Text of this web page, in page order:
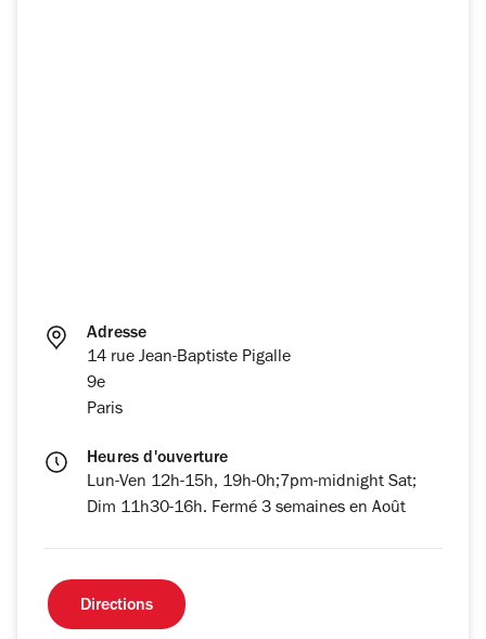
Adresse
14 rue Jean-Baptiste Pigalle
9e
Paris
Heures d'ouverture
Lun-Ven 12h-15h, 19h-0h;7pm-midnight Sat;
Dim 11h30-16h. Fermé 3 semaines en Août
Directions